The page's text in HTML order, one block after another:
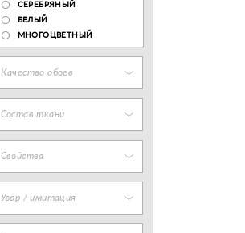
СЕРЕБРЯНЫЙ
БЕЛЫЙ
МНОГОЦВЕТНЫЙ
Качество обоев
Состав ткани
Свойства
Узор / имитация